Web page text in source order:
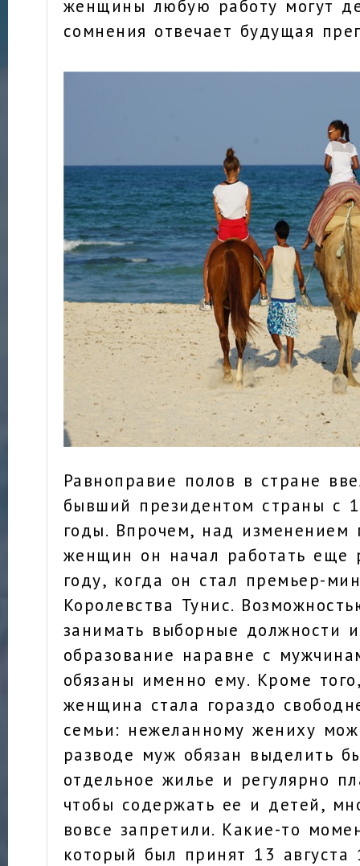
женщины любую работу могут
сомнения отвечает будущая
Равноправие полов в стране
бывший президентом страны с
годы. Впрочем, над изменением
женщин он начал работать
году, когда он стал премьер-
Королевства Тунис.
занимать выборные должности
образование наравне с
обязаны именно ему. Кроме
женщина стала гораздо
семьи: нежеланному жениху
разводе муж обязан выделить
отдельное жилье и регулярно
чтобы содержать ее и детей,
вовсе запретили. Какие-то
который был принят 13 августа